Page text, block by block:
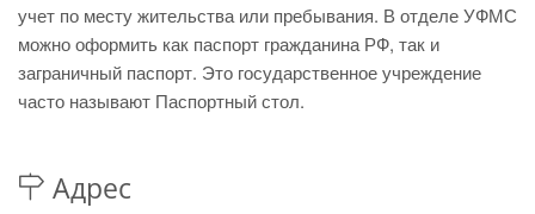
учет по месту жительства или пребывания. В отделе УФМС
можно оформить как паспорт гражданина РФ, так и
заграничный паспорт. Это государственное учреждение
часто называют Паспортный стол.
Адрес